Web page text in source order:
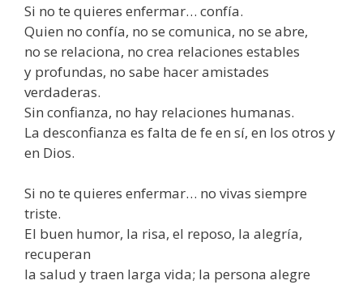
Si no te quieres enfermar… confía.
Quien no confía, no se comunica, no se abre,
no se relaciona, no crea relaciones estables
y profundas, no sabe hacer amistades
verdaderas.
Sin confianza, no hay relaciones humanas.
La desconfianza es falta de fe en sí, en los otros y
en Dios.
Si no te quieres enfermar… no vivas siempre
triste.
El buen humor, la risa, el reposo, la alegría,
recuperan
la salud y traen larga vida; la persona alegre